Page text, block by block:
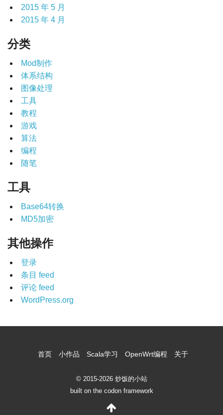
2015 年 5 月
2015 年 4 月
分类
Mod制作
体系结构
图像处理
工具
教程
游戏
算法
编程
随笔
工具
Base64转换
MD5加密
其他操作
登录
条目 feed
评论 feed
WordPress.org
首页 小作品 Scala学习 OpenWrt编程 关于
© 2015-2026 炒饭的小站
built on the codon framework